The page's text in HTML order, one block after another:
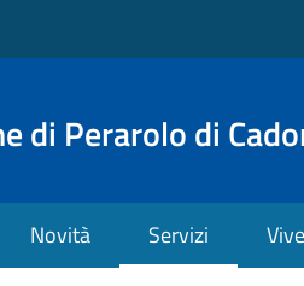
di Perarolo di
Novità Servizi